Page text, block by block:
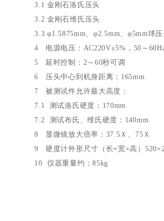
3.1 金刚石洛氏压头
3.2 金刚石维氏压头
3.3 φ1.5875mm 、φ2.5mm 、φ5mm球
4 电源电压： AC220V±5% ， 50 ～
5 延时控制： 2 ～ 60秒可调
6 压头中心到机身距离： 165mm
7 被测试件允许最大高度：
7.1 测试洛氏硬度： 170mm
7.2 测试布氏、维氏硬度： 140mm
8 显微镜放大倍率： 37.5 Ｘ、 75 Ｘ
9 硬度计外形尺寸（长×宽×高） 520×
10 仪器重量约：85kg